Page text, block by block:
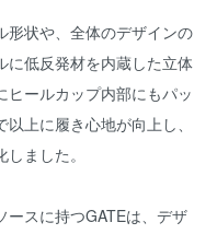
形状や、全体のデザインの
に低反発材を内蔵した立体
ヒールカップ内部にもパッ
上に履き心地が向上し、
ました。
ースに持つGATEは、デザ